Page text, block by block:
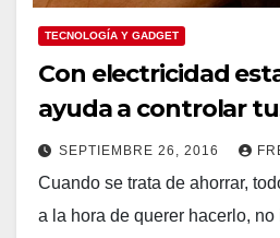
TECNOLOGÍA Y GADGET
Con electricidad
SEPTIEMBRE 26, 2016
Cuando se trata de ahorrar,
a la hora de querer hacerlo,